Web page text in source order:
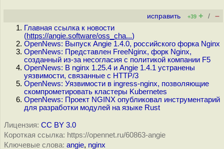
исправить +39 + / –
Главная ссылка к новости
(https://angie.software/oss_cha...)
OpenNews: Выпуск Angie 1.4.0, российского форка Nginx
OpenNews: Представлен FreeNginx, форк Nginx,
созданный из-за несогласия с политикой компании F5
OpenNews: В nginx 1.25.4 и Angie 1.4.1 устранены
уязвимости, связанные с HTTP/3
OpenNews: Уязвимости в ingress-nginx, позволяющие
скомпрометировать кластеры Kubernetes
OpenNews: Проект NGINX опубликовал инструментарий
для разработки модулей на языке Rust
Лицензия: CC BY 3.0
Короткая ссылка: https://opennet.ru/60863-angie
Ключевые слова: angie, nginx